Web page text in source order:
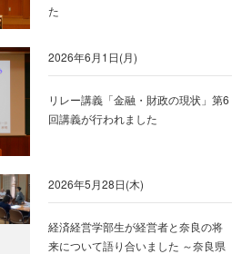
た
2026年6月1日(月)
リレー講義「金融・財政の現状」第6
回講義が行われました
2026年5月28日(木)
経済経営学部生が経営者と奈良の将
来について語り合いました ～奈良県